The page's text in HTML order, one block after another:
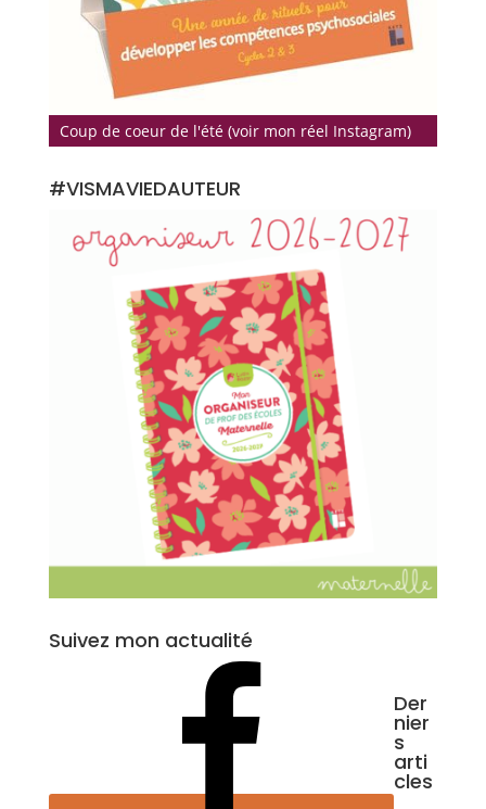
Coup de coeur de l'été (voir mon réel Instagram)
#VISMAVIEDAUTEUR
Suivez mon actualité
Der
nier
s
arti
cles